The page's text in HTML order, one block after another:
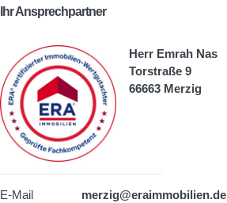
Ihr Ansprechpartner
Herr Emrah Nas
Torstraße 9
66663 Merzig
E-Mail merzig@eraimmobilien.de